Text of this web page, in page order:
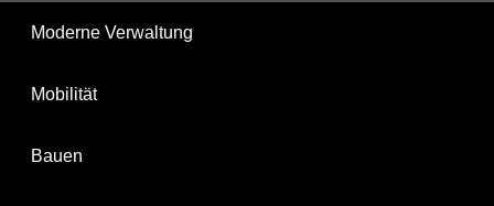
Moderne Verwaltung
Mobilität
Bauen